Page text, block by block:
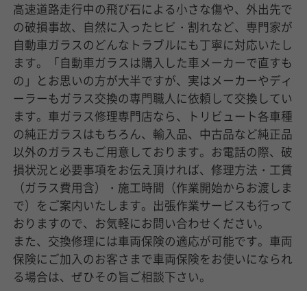
高速道路走行中の飛び石による小さな傷や、外出先で
の破損事故、自然に入ったヒビ・割れなど、専門家が
自動車ガラスのどんなトラブルにも丁寧に対応いたし
ます。「自動車ガラスは購入した車メーカーで直すも
の」とお思いの方が大半ですが、実はメーカーやディ
ーラーもガラス交換の専門職人に依頼して交換してい
ます。車ガラス修理専門店なら、トリビュート各車種
の純正ガラスはもちろん、輸入品、中古品など純正品
以外のガラスもご用意しております。お電話の際、破
損状況と必要事項をお伝え頂ければ、修理方法・工賃
（ガラス費用含）・施工時間（作業開始からお渡しま
で）をご案内いたします。出張作業サービスも行って
おりますので、お気軽にお問い合わせください。
また、交換修理には車両保険の適応が可能です。車両
保険にご加入のお客さまで車両保険をお使いになられ
る場合は、ぜひその旨ご相談下さい。